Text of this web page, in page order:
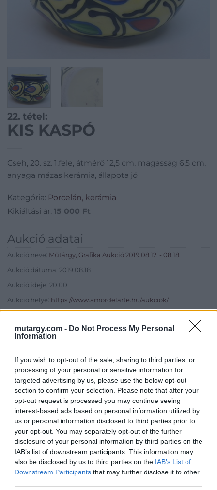
mutargy.com - Do Not Process My Personal
Information
If you wish to opt-out of the sale, sharing to third parties, or
processing of your personal or sensitive information for
targeted advertising by us, please use the below opt-out
section to confirm your selection. Please note that after your
opt-out request is processed you may continue seeing
interest-based ads based on personal information utilized by
us or personal information disclosed to third parties prior to
your opt-out. You may separately opt-out of the further
disclosure of your personal information by third parties on the
IAB’s list of downstream participants. This information may
also be disclosed by us to third parties on the IAB’s List of
Downstream Participants that may further disclose it to other
22. tétel:
KIS KASPÓ
Cseh, 20. sz. 1.fele, átmérő 12,5 cm, magasság 6,5 cm,
anyaga mázas kerámia, állapota jó
Kategória: Porcelán, kerámia
Kikiáltási ár: 15 000 Ft
Aukció adatai
Aukció neve: Műtárgy, Grafika Aukció 2019.08.12. - 08.18.
Aukció dátuma: 2019.08.18
Aukció ideje: 20:00
Aukció helye: https://www.amordelarte.hu/aukciok/
Eladó:Amor Del Arte Galéria-
Aukciósház
Cím: Ráduly Zoltán
Amor Del Arte Kft.
Sopron
9400
Telefon: 06202391066
Weboldal:
http://www.amordelarte.hu